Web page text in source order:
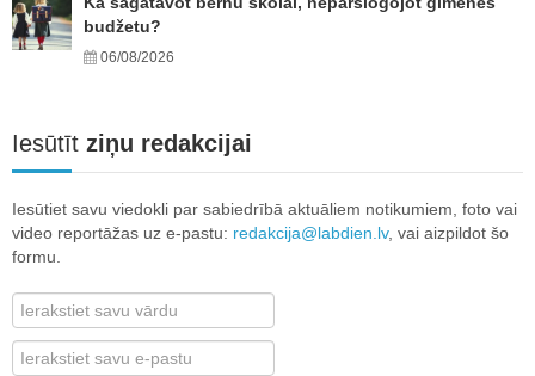
budžetu?
06/08/2026
Iesūtīt ziņu redakcijai
Iesūtiet savu viedokli par sabiedrībā aktuāliem notikumiem, foto vai
video reportāžas uz e-pastu: redakcija@labdien.lv, vai aizpildot šo
formu.